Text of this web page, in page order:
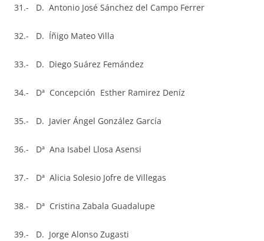
31.- D. Antonio José Sánchez del Campo Ferrer
32.- D. Íñigo Mateo Villa
33.- D. Diego Suárez Femández
34.- Dª Concepción Esther Ramirez Deníz
35.- D. Javier Ángel González García
36.- Dª Ana Isabel Llosa Asensi
37.- Dª Alicia Solesio Jofre de Villegas
38.- Dª Cristina Zabala Guadalupe
39.- D. Jorge Alonso Zugasti